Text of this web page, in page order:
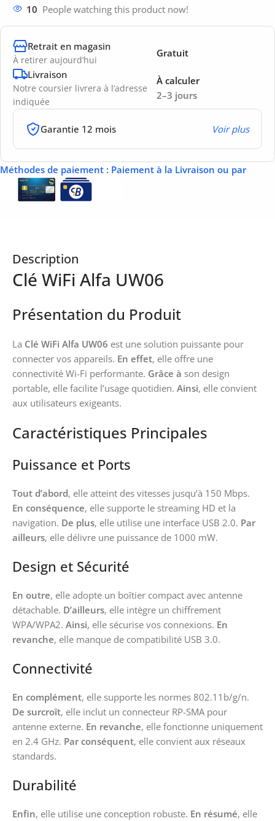
10 People watching this product now!
Retrait en magasin
À retirer aujourd’hui
Gratuit
Livraison
Notre coursier livrera à l’adresse
indiquée
2–3 jours
À calculer
Garantie 12 mois Voir plus
Méthodes de paiement : Paiement à la Livraison ou par
Description
Clé WiFi Alfa UW06
Présentation du Produit
La Clé WiFi Alfa UW06 est une solution puissante pour
connecter vos appareils. En effet, elle offre une
connectivité Wi-Fi performante. Grâce à son design
portable, elle facilite l’usage quotidien. Ainsi, elle convient
aux utilisateurs exigeants.
Caractéristiques Principales
Puissance et Ports
Tout d’abord, elle atteint des vitesses jusqu’à 150 Mbps.
En conséquence, elle supporte le streaming HD et la
navigation. De plus, elle utilise une interface USB 2.0. Par
ailleurs, elle délivre une puissance de 1000 mW.
Design et Sécurité
En outre, elle adopte un boîtier compact avec antenne
détachable. D’ailleurs, elle intègre un chiffrement
WPA/WPA2. Ainsi, elle sécurise vos connexions. En
revanche, elle manque de compatibilité USB 3.0.
Connectivité
En complément, elle supporte les normes 802.11b/g/n.
De surcroît, elle inclut un connecteur RP-SMA pour
antenne externe. En revanche, elle fonctionne uniquement
en 2.4 GHz. Par conséquent, elle convient aux réseaux
standards.
Durabilité
Enfin, elle utilise une conception robuste. En résumé, elle